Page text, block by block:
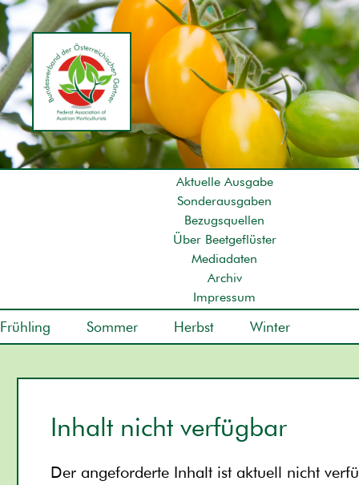
Aktuelle Ausgabe
Sonderausgaben
Bezugsquellen
Über Beetgeflüster
Mediadaten
Archiv
Impressum
Frühling Sommer Herbst Winter
Inhalt nicht verfügbar
Der angeforderte Inhalt ist aktuell nicht